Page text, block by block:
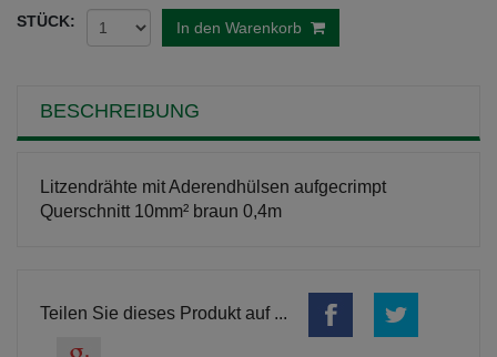
STÜCK: In den Warenkorb
BESCHREIBUNG
Litzendrähte mit Aderendhülsen aufgecrimpt
Querschnitt 10mm² braun 0,4m
Teilen Sie dieses Produkt auf ...